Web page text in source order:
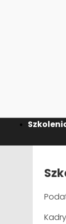
– nowe ramy